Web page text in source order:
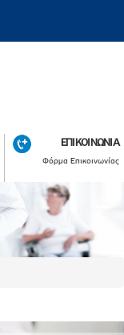
ΕΠΙΚΟΙΝΩΝΙΑ
Φόρμα Επικοινωνίας